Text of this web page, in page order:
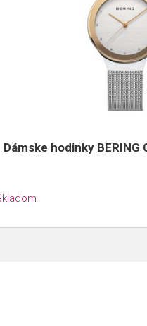
Dámske hodinky